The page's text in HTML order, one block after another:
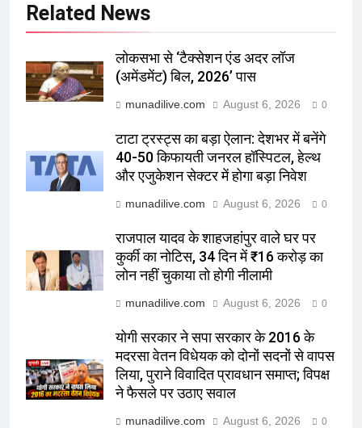
Related News
लोकसभा से ‘टैक्सेशन एंड अदर लॉज
(अमेंडमेंट) बिल, 2026’ पास
munadilive.com August 6, 2026 0
टाटा ट्रस्ट्स का बड़ा ऐलान: देशभर में बनेंगे
40-50 किफायती जनरल हॉस्पिटल, हेल्थ
और एजुकेशन सेक्टर में होगा बड़ा निवेश
munadilive.com August 6, 2026 0
राजपाल यादव के शाहजहांपुर वाले घर पर
कुर्की का नोटिस, 34 दिन में ₹16 करोड़ का
लोन नहीं चुकाया तो होगी नीलामी
munadilive.com August 6, 2026 0
योगी सरकार ने सपा सरकार के 2016 के
मदरसा वेतन विधेयक को दोनों सदनों से वापस
लिया, पुराने विवादित प्रावधान समाप्त; विपक्ष
ने फैसले पर उठाए सवाल
munadilive.com August 6, 2026 0